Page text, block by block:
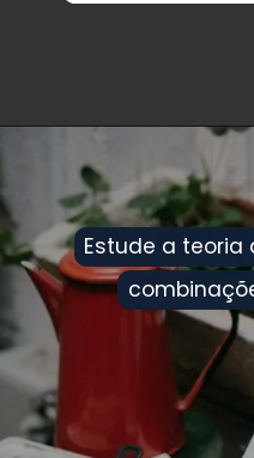
Estude a teoria
Estude a teoria